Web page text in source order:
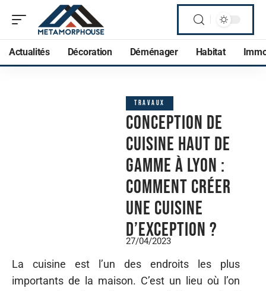
Actualités Décoration Déménager Habitat
TRAVAUX
Conception de
cuisine haut de
gamme à Lyon :
comment créer
une cuisine
d’exception ?
27/04/2023
La cuisine est l’un des endroits les plus
importants de la maison. C’est un lieu où l’on